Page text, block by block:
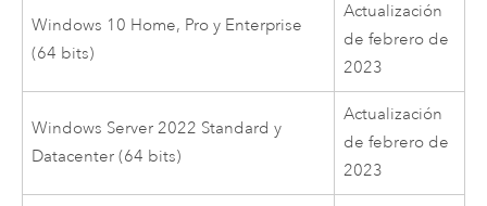
Windows 10 Home, Pro y Enterprise
(64 bits)
Actualización
de febrero de
2023
Windows Server 2022 Standard y
Datacenter (64 bits)
Actualización
de febrero de
2023